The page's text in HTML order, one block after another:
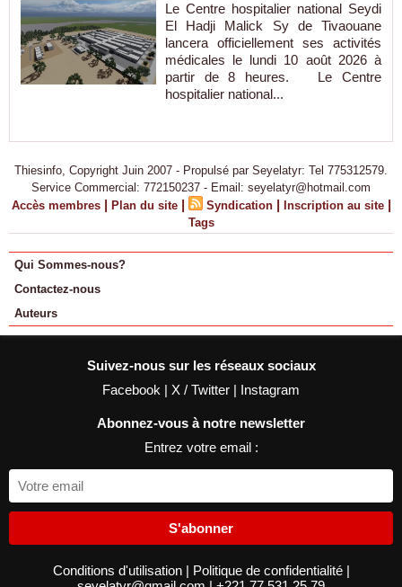
Le Centre hospitalier national Seydi
El Hadji Malick Sy de Tivaouane
lancera officiellement ses activités
médicales le lundi 10 août 2026 à
partir de 8 heures. Le Centre
hospitalier national...
Thiesinfo, Copyright Juin 2007 - Propulsé par Seyelatyr: Tel 775312579.
Service Commercial: 772150237 - Email: seyelatyr@hotmail.com
Accès membres | Plan du site | Syndication | Inscription au site |
Tags
Qui Sommes-nous?
Contactez-nous
Auteurs
Suivez-nous sur les réseaux sociaux
Facebook | X / Twitter | Instagram
Abonnez-vous à notre newsletter
Entrez votre email :
S'abonner
Conditions d'utilisation | Politique de confidentialité |